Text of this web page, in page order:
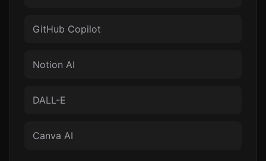
GitHub Copilot
Notion AI
DALL-E
Canva AI